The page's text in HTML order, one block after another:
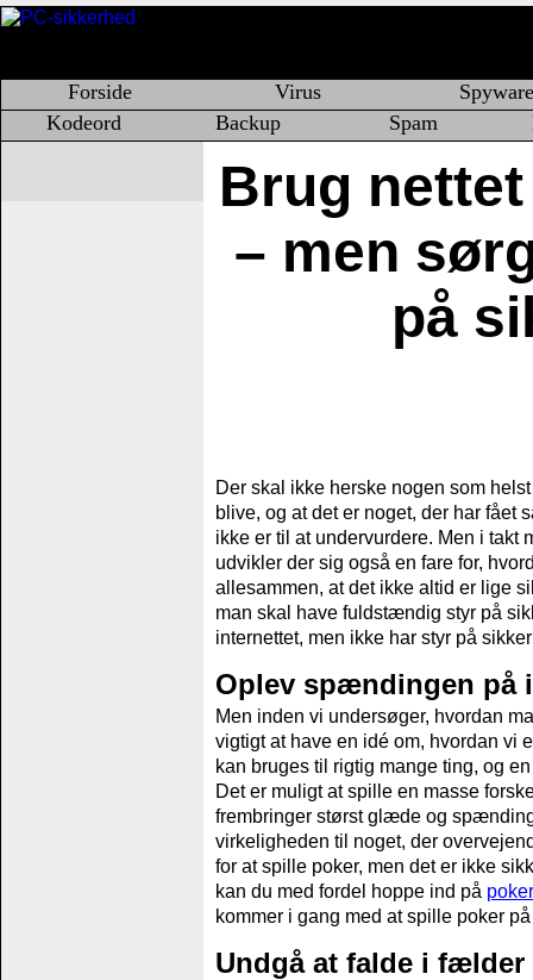
Forside Virus
Spyware
Kodeord
Backup Spam
Brug
– men
på
Der skal ikke herske nogen som
blive, og at det er noget, der har fået
ikke er til at undervurdere. Men i takt
udvikler der sig også en fare for,
allesammen, at det ikke altid er lige
man skal have fuldstændig styr på
internettet, men ikke har styr på
Oplev spændingen på
Men inden vi undersøger, hvordan
vigtigt at have en idé om, hvordan vi
kan bruges til rigtig mange ting, og
Det er muligt at spille en masse
frembringer størst glæde og
virkeligheden til noget, der
for at spille poker, men det er ikke
kan du med fordel hoppe ind på
kommer i gang med at spille poker
Undgå at falde i fælder